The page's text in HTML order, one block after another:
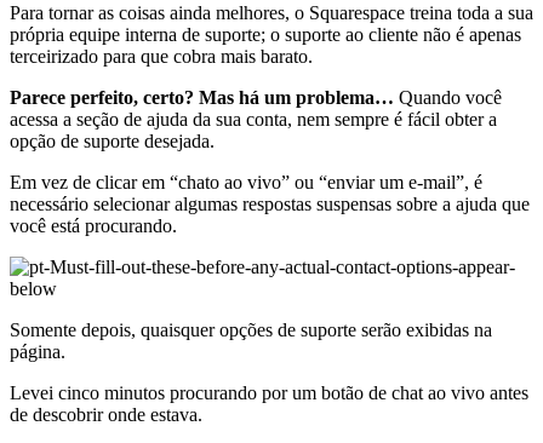
Para tornar as coisas ainda melhores, o Squarespace treina toda a sua
própria equipe interna de suporte; o suporte ao cliente não é apenas
terceirizado para que cobra mais barato.
Parece perfeito, certo? Mas há um problema… Quando você
acessa a seção de ajuda da sua conta, nem sempre é fácil obter a
opção de suporte desejada.
Em vez de clicar em “chato ao vivo” ou “enviar um e-mail”, é
necessário selecionar algumas respostas suspensas sobre a ajuda que
você está procurando.
Somente depois, quaisquer opções de suporte serão exibidas na
página.
Levei cinco minutos procurando por um botão de chat ao vivo antes
de descobrir onde estava.